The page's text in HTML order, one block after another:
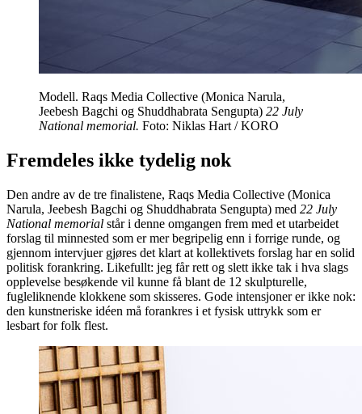
Modell. Raqs Media Collective (Monica Narula,
Jeebesh Bagchi og Shuddhabrata Sengupta) 22 July
National memorial. Foto: Niklas Hart / KORO
Fremdeles ikke tydelig nok
Den andre av de tre finalistene, Raqs Media Collective (Monica
Narula, Jeebesh Bagchi og Shuddhabrata Sengupta) med 22 July
National memorial står i denne omgangen frem med et utarbeidet
forslag til minnested som er mer begripelig enn i forrige runde, og
gjennom intervjuer gjøres det klart at kollektivets forslag har en solid
politisk forankring. Likefullt: jeg får rett og slett ikke tak i hva slags
opplevelse besøkende vil kunne få blant de 12 skulpturelle,
fugleliknende klokkene som skisseres. Gode intensjoner er ikke nok:
den kunstneriske idéen må forankres i et fysisk uttrykk som er
lesbart for folk flest.